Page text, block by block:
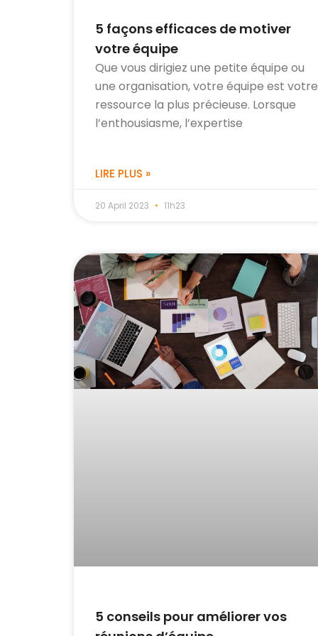
5 façons efficaces de motiver
votre équipe
Que vous dirigiez une petite équipe ou
une organisation, votre équipe est votre
ressource la plus précieuse. Lorsque
l’enthousiasme, l’expertise
LIRE PLUS »
20 April 2023 11h23
5 conseils pour améliorer vos